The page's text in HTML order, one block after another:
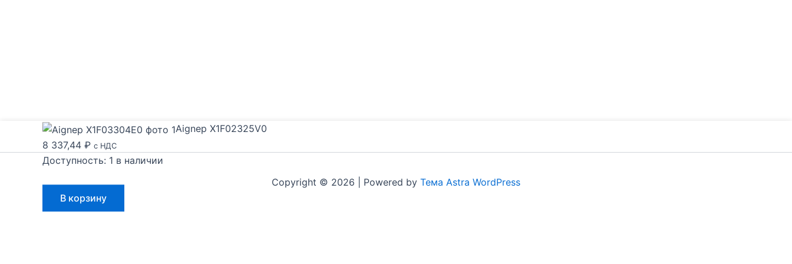
Copyright © 2026 | Powered by Тема Astra WordPress
Aignep X1F02325V0
8 337,44 ₽ с НДС
Доступность: 1 в наличии
товара
Aignep
В корзину